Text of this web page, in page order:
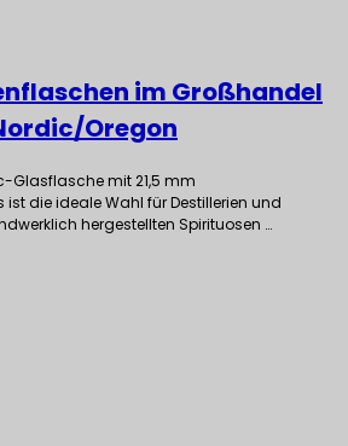
im Großhandel
Oregon
Glasflasche mit 21,5 mm
ist die ideale Wahl für Destillerien und
hergestellten Spirituosen …